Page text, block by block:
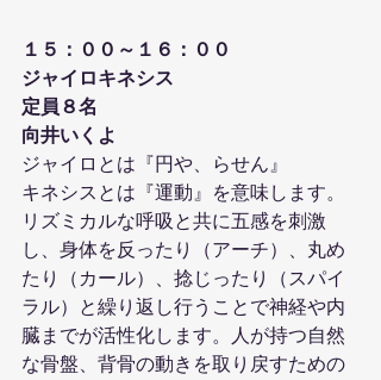
１５：００～１６：００
ジャイロキネシス
定員８名
向井いくよ
ジャイロとは『円や、らせん』
キネシスとは『運動』を意味します。
リズミカルな呼吸と共に五感を刺激
し、身体を反ったり（アーチ）、丸め
たり（カール）、捻じったり（スパイ
ラル）と繰り返し行うことで神経や内
臓までが活性化します。人が持つ自然
な骨盤、背骨の動きを取り戻すための